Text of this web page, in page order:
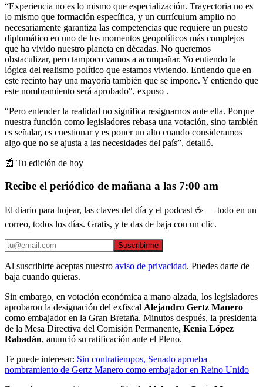
“Experiencia no es lo mismo que especialización. Trayectoria no es
lo mismo que formación específica, y un currículum amplio no
necesariamente garantiza las competencias que requiere un puesto
diplomático en uno de los momentos geopolíticos más complejos
que ha vivido nuestro planeta en décadas. No queremos
obstaculizar, pero tampoco vamos a acompañar. Yo entiendo la
lógica del realismo político que estamos viviendo. Entiendo que en
este recinto hay una mayoría también que se impone. Y entiendo que
este nombramiento será aprobado", expuso .
“Pero entender la realidad no significa resignarnos ante ella. Porque
nuestra función como legisladores rebasa una votación, sino también
es señalar, es cuestionar y es poner un alto cuando consideramos
algo que no se ajusta a las necesidades del país”, detalló.
📰 Tu edición de hoy
Recibe el periódico de mañana a las 7:00 am
El diario para hojear, las claves del día y el podcast ☕ — todo en un
correo, todos los días. Gratis, y te das de baja con un clic.
Suscribirme
Al suscribirte aceptas nuestro aviso de privacidad. Puedes darte de
baja cuando quieras.
Sin embargo, en votación económica a mano alzada, los legisladores
aprobaron la designación del exfiscal Alejandro Gertz Manero
como embajador en la Gran Bretaña. Minutos después, la presidenta
de la Mesa Directiva del Comisión Permanente, Kenia López
Rabadán, anunció su ratificación ante el Pleno.
Te puede interesar: Sin contratiempos, Senado aprueba
nombramiento de Gertz Manero como embajador en Reino Unido